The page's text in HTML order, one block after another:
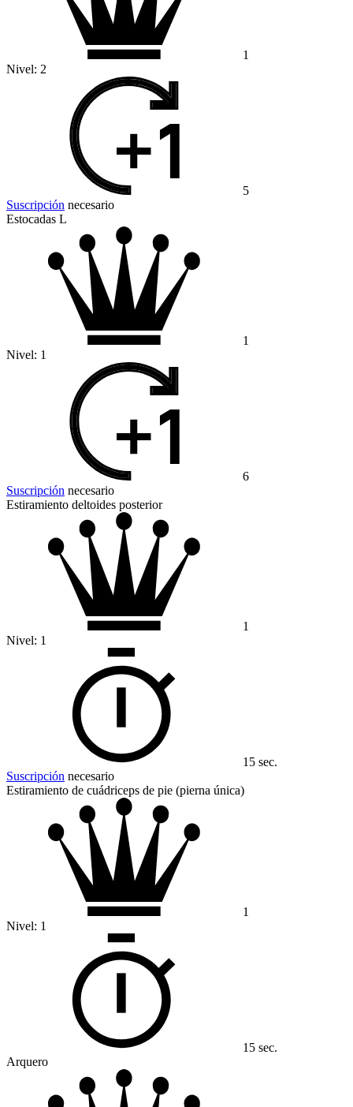
1
Nivel: 2
5
Suscripción necesario
Estocadas L
1
Nivel: 1
6
Suscripción necesario
Estiramiento deltoides posterior
1
Nivel: 1
15 sec.
Suscripción necesario
Estiramiento de cuádriceps de pie (pierna única)
1
Nivel: 1
15 sec.
Arquero